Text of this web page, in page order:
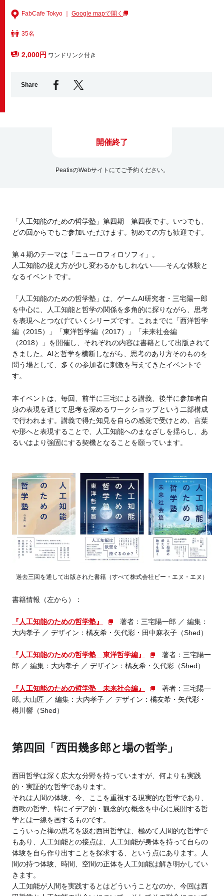
FabCafe Tokyo ｜ Google mapで開く
35名
2,000円 ワンドリンク付き
Share
開催終了
PeatixのWebサイトにてご予約ください。
「人工知能のための哲学塾」第四期 第四夜です。いつでも、
どの回からでもご参加いただけます。初めての方も歓迎です。
第４期のテーマは「ニューロフィロソフィ」。
人工知能の捉え方が少し変わるかもしれない――そんな体験と
なるイベントです。
「人工知能のための哲学塾」は、ゲームAI研究者・三宅陽一郎
を中心に、人工知能と哲学の関係を多角的に探りながら、思考
を表現へとつなげていくシリーズです。これまでに「西洋哲学
編（2015）」「東洋哲学編（2017）」「未来社会編
（2018）」を開催し、それぞれの内容は書籍として出版されて
きました。AIと哲学を横断しながら、思考のあり方そのものを
問う場として、多くの参加者に刺激を与えてきたイベントで
す。
本イベントは、毎回、前半に三宅による講義、後半に参加者自
身の表現を通じて思考を深めるワークショップという二部構成
で行われます。講義で得た知見を自らの感覚で受けとめ、言葉
や形へと表現することで、人工知能へのまなざしを揺らし、あ
るいはより強固にする契機となることを願っています。
過去三回を通して出版された書籍（すべて株式会社ビー・エヌ・エヌ）
書籍情報（左から）：
『人工知能のための哲学塾』
著者：三宅陽一郎 ／ 編集：
大内孝子 ／ デザイン：橘友希・矢代彩・田中麻衣子（Shed）
『人工知能のための哲学塾 東洋哲学編』
著者：三宅陽一
郎 ／ 編集：大内孝子 ／ デザイン：橘友希・矢代彩（Shed）
『人工知能のための哲学塾 未来社会編』
著者：三宅陽一
郎, 大山匠 ／ 編集：大内孝子 ／ デザイン：橘友希・矢代彩・
樽川響（Shed）
第四回「西田幾多郎と場の哲学」
西田哲学は深く広大な分野を持っていますが、何よりも実践
的・実証的な哲学であります。
それは人間の体験、今、ここを重視する現実的な哲学であり、
西欧の哲学、特にイデア的・観念的な概念を中心に展開する哲
学とは一線を画するものです。
こういった禅の思考を汲む西田哲学は、極めて人間的な哲学で
もあり、人工知能との接点は、人工知能が身体を持って自らの
体験を自ら作り出すことを探求する、という点にあります。人
間の持つ体験、時間、空間の正体を人工知能は解き明かしてい
きます。
人工知能が人間を実践するとはどういうことなのか、今回は西